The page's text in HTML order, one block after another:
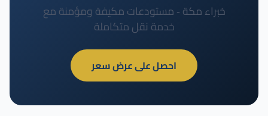
خبراء مكة - مستودعات مكيفة ومؤمنة مع
خدمة نقل متكاملة
احصل على عرض سعر